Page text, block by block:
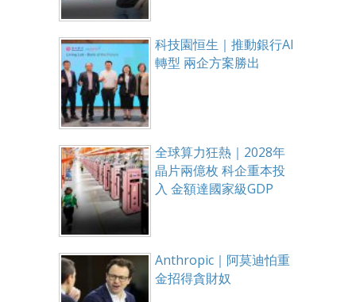
科技園恒生｜推動銀行AI
轉型 兩企方案勝出
全球算力狂熱｜2028年
晶片兩億枚 科企重本投
入 金額達國家級GDP
Anthropic｜阿莫迪怕重
金招得貪財奴